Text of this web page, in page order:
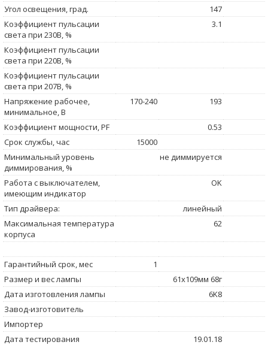
Угол освещения, град.
147
Коэффициент пульсации
света при 230В, %
3.1
Коэффициент пульсации
света при 220В, %
Коэффициент пульсации
света при 207В, %
Напряжение рабочее,
минимальное, В
170-240 193
Коэффициент мощности, PF
0.53
Срок службы, час
15000
Минимальный уровень
диммирования, %
не диммируется
Работа с выключателем,
имеющим индикатор
OK
Тип драйвера:
линейный
Максимальная температура
корпуса
62
Гарантийный срок, мес
1
Размер и вес лампы
61x109мм 68г
Дата изготовления лампы
6K8
Завод-изготовитель
Импортер
Дата тестирования
19.01.18